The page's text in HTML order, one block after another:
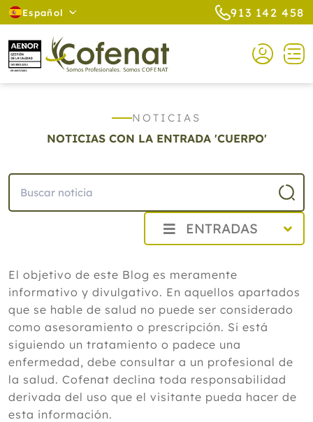
Español 913 142 458
NOTICIAS
NOTICIAS CON LA ENTRADA 'CUERPO'
ENTRADAS
Agosto
Cistitis en verano: cinco remedios
naturales para aliviar los síntomas,
según un experto
Julio
Junio
Mayo
Marzo
El objetivo de este Blog es meramente
informativo y divulgativo. En aquellos apartados
que se hable de salud no puede ser considerado
como asesoramiento o prescripción. Si está
siguiendo un tratamiento o padece una
enfermedad, debe consultar a un profesional de
la salud. Cofenat declina toda responsabilidad
derivada del uso que el visitante pueda hacer de
esta información.